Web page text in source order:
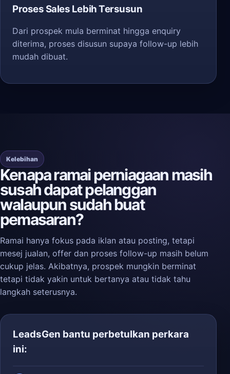
Proses Sales Lebih Tersusun
Dari prospek mula berminat hingga enquiry
diterima, proses disusun supaya follow-up lebih
mudah dibuat.
Kelebihan
Kenapa ramai perniagaan masih
susah dapat pelanggan
walaupun sudah buat
pemasaran?
Ramai hanya fokus pada iklan atau posting, tetapi
mesej jualan, offer dan proses follow-up masih belum
cukup jelas. Akibatnya, prospek mungkin berminat
tetapi tidak yakin untuk bertanya atau tidak tahu
langkah seterusnya.
LeadsGen bantu perbetulkan perkara
ini: